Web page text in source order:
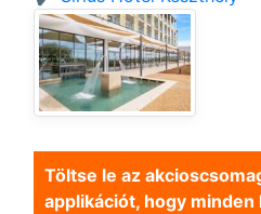
Töltse le az
applikációt, hogy